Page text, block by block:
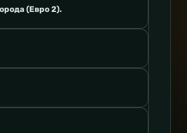
(Евро 2).